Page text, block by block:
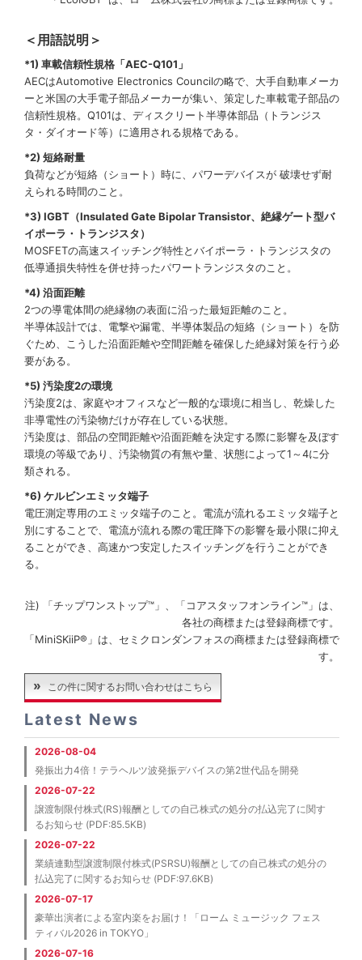
＜用語説明＞
*1) 車載信頼性規格「AEC-Q101」
AECはAutomotive Electronics Councilの略で、大手自動車メーカ
ーと米国の大手電子部品メーカーが集い、策定した車載電子部品の
信頼性規格。Q101は、ディスクリート半導体部品（トランジス
タ・ダイオード等）に適用される規格である。
*2) 短絡耐量
負荷などが短絡（ショート）時に、パワーデバイスが 破壊せず耐
えられる時間のこと。
*3) IGBT（Insulated Gate Bipolar Transistor、絶縁ゲート型バ
イポーラ・トランジスタ）
MOSFETの高速スイッチング特性とバイポーラ・トランジスタの
低導通損失特性を併せ持ったパワートランジスタのこと。
*4) 沿面距離
2つの導電体間の絶縁物の表面に沿った最短距離のこと。
半導体設計では、電撃や漏電、半導体製品の短絡（ショート）を防
ぐため、こうした沿面距離や空間距離を確保した絶縁対策を行う必
要がある。
*5) 汚染度2の環境
汚染度2は、家庭やオフィスなど一般的な環境に相当し、乾燥した
非導電性の汚染物だけが存在している状態。
汚染度は、部品の空間距離や沿面距離を決定する際に影響を及ぼす
環境の等級であり、汚染物質の有無や量、状態によって1～4に分
類される。
*6) ケルビンエミッタ端子
電圧測定専用のエミッタ端子のこと。電流が流れるエミッタ端子と
別にすることで、電流が流れる際の電圧降下の影響を最小限に抑え
ることができ、高速かつ安定したスイッチングを行うことができ
る。
注) 「チップワンストップ™」、「コアスタッフオンライン™」は、
各社の商標または登録商標です。
「MiniSKiiP®」は、セミクロンダンフォスの商標または登録商標で
す。
この件に関するお問い合わせはこちら
Latest News
2026-08-04
発振出力4倍！テラヘルツ波発振デバイスの第2世代品を開発
2026-07-22
譲渡制限付株式(RS)報酬としての自己株式の処分の払込完了に関す
るお知らせ (PDF:85.5KB)
2026-07-22
業績連動型譲渡制限付株式(PSRSU)報酬としての自己株式の処分の
払込完了に関するお知らせ (PDF:97.6KB)
2026-07-17
豪華出演者による室内楽をお届け！「ローム ミュージック フェス
ティバル2026 in TOKYO」
2026-07-16